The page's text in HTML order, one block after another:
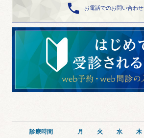
 お電話でのお問い合わせ
診療時間 月 火 水 木